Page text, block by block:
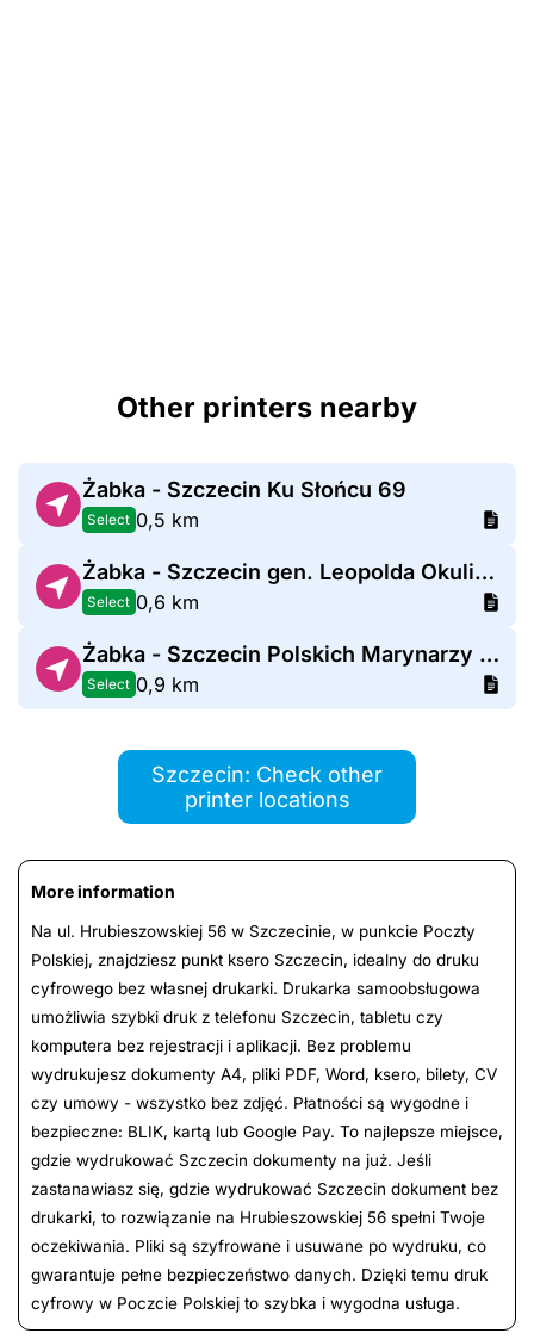
Other printers nearby
Żabka - Szczecin Ku Słońcu 69
Select 0,5 km
Żabka - Szczecin gen. Leopolda Okulickiego 77F
Select 0,6 km
Żabka - Szczecin Polskich Marynarzy 86
Select 0,9 km
Szczecin: Check other
printer locations
More information
Na ul. Hrubieszowskiej 56 w Szczecinie, w punkcie Poczty
Polskiej, znajdziesz punkt ksero Szczecin, idealny do druku
cyfrowego bez własnej drukarki. Drukarka samoobsługowa
umożliwia szybki druk z telefonu Szczecin, tabletu czy
komputera bez rejestracji i aplikacji. Bez problemu
wydrukujesz dokumenty A4, pliki PDF, Word, ksero, bilety, CV
czy umowy - wszystko bez zdjęć. Płatności są wygodne i
bezpieczne: BLIK, kartą lub Google Pay. To najlepsze miejsce,
gdzie wydrukować Szczecin dokumenty na już. Jeśli
zastanawiasz się, gdzie wydrukować Szczecin dokument bez
drukarki, to rozwiązanie na Hrubieszowskiej 56 spełni Twoje
oczekiwania. Pliki są szyfrowane i usuwane po wydruku, co
gwarantuje pełne bezpieczeństwo danych. Dzięki temu druk
cyfrowy w Poczcie Polskiej to szybka i wygodna usługa.